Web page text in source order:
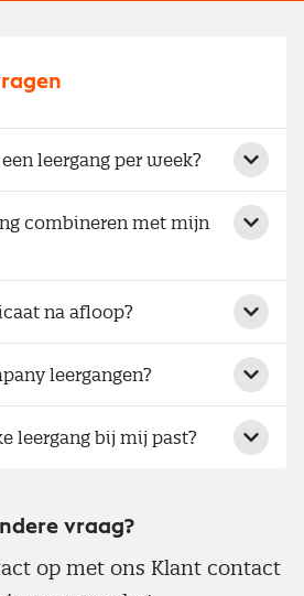
leergang per week?
combineren met mijn
na afloop?
leergangen?
leergang bij mij past?
vraag?
op met ons Klant contact